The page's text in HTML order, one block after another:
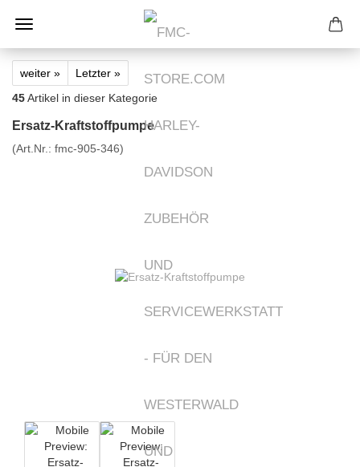
weiter »
Letzter »
45Artikel in dieser Kategorie
Ersatz-Kraftstoffpumpe
(Art.Nr.: fmc-905-346)